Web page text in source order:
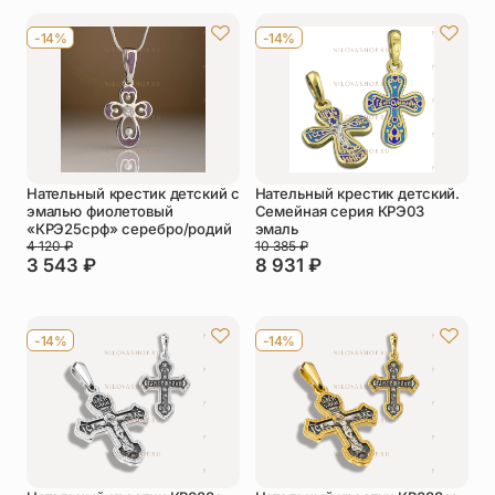
Упаковка
Цепи
Шнурки на
Другое
-14%
Нательный крестик детский с
эмалью фиолетовый
«КРЭ25срф» серебро/родий
3 543 ₽
4 120₽
-14%
Нательный крестик детский.
Семейная серия КРЭ03
эмаль
8 931 ₽
10 385₽
-14% -14%